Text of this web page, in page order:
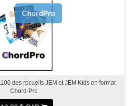
ChordPro
des recueils JEM et JEM Kids en format
Chord-Pro